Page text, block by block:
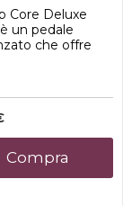
Core Deluxe
un pedale
che offre
utente. Dotato
machine
40 pattern
di
loop via USB,
Compra